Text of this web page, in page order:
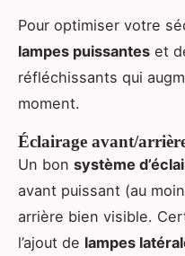
Pour optimiser votre
lampes puissantes et
réfléchissants qui
moment.
Éclairage avant/
Un bon système
avant puissant (au
arrière bien visible.
l’ajout de lampes